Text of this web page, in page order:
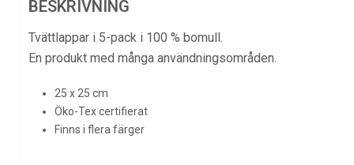
BESKRIVNING
Tvättlappar i 5-pack i 100 % bomull.
En produkt med många användningsområden.
25 x 25 cm
Öko-Tex certifierat
Finns i flera färger